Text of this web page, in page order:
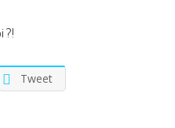
?!
Tweet